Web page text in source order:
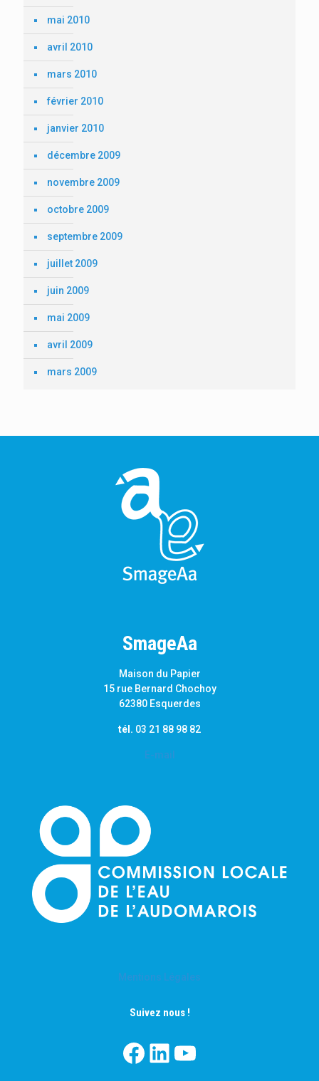
mai 2010
avril 2010
mars 2010
février 2010
janvier 2010
décembre 2009
novembre 2009
octobre 2009
septembre 2009
juillet 2009
juin 2009
mai 2009
avril 2009
mars 2009
SmageAa
Maison du Papier
15 rue Bernard Chochoy
62380 Esquerdes
tél. 03 21 88 98 82
E-mail
Mentions Légales
Suivez nous !
Facebook LinkedIn YouTube